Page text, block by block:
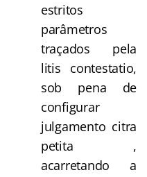
estritos
parâmetros
traçados pela
litis contestatio,
sob pena de
configurar
julgamento citra
petita ,
acarretando a